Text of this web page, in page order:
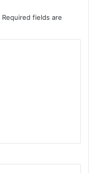
Required fields are